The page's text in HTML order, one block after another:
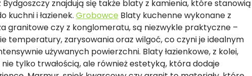
znajdują się także blaty z kamienia, które stanowią
kuchni i łazienek. Grobowce Blaty kuchenne wykonane z
granitowe czy z konglomeratu, są niezwykle praktyczne –
temperatury, zarysowania oraz wilgoć, co czyni je idealnym
używanych powierzchni. Blaty łazienkowe, z kolei,
tylko trwałością, ale również estetyką, która dodaje